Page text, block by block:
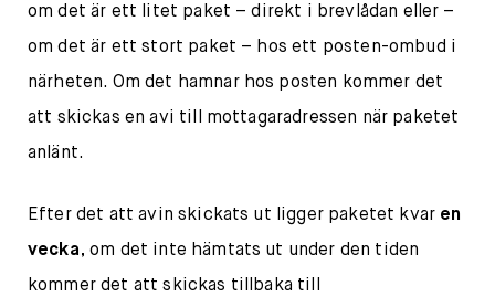
om det är ett litet paket – direkt i brevlådan eller –
om det är ett stort paket – hos ett posten-ombud i
närheten. Om det hamnar hos posten kommer det
att skickas en avi till mottagaradressen när paketet
anlänt.
Efter det att avin skickats ut ligger paketet kvar en
vecka, om det inte hämtats ut under den tiden
kommer det att skickas tillbaka till